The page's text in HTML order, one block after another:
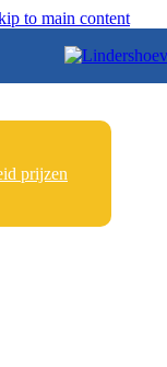
to main content
prijzen